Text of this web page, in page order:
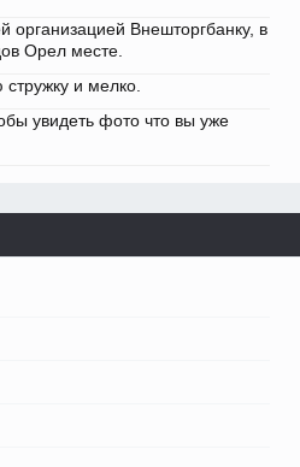
организацией Внешторгбанку, в
Орел месте.
и мелко.
увидеть фото что вы уже